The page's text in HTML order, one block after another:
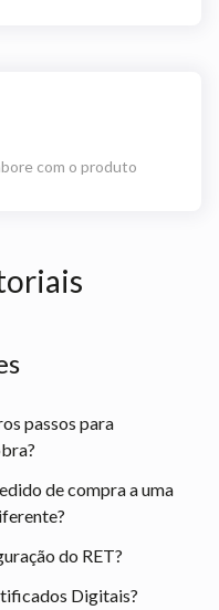
com o produto
passos para
de compra a uma
do RET?
Digitais?